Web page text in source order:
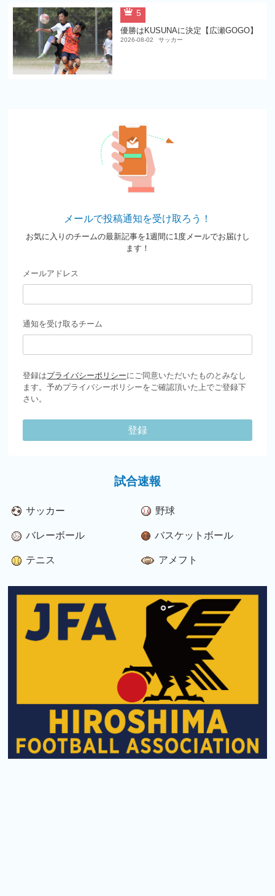
5
優勝はKUSUNAに決定【広瀬GOGO】
2026-08-02 サッカー
メールで投稿通知を受け取ろう！
お気に入りのチームの最新記事を1週間に1度メールでお届けし
ます！
メールアドレス
通知を受け取るチーム
登録はプライバシーポリシーにご同意いただいたものとみなし
ます。予めプライバシーポリシーをご確認頂いた上でご登録下
さい。
登録
試合速報
サッカー 野球
バレーボール バスケットボール
テニス アメフト